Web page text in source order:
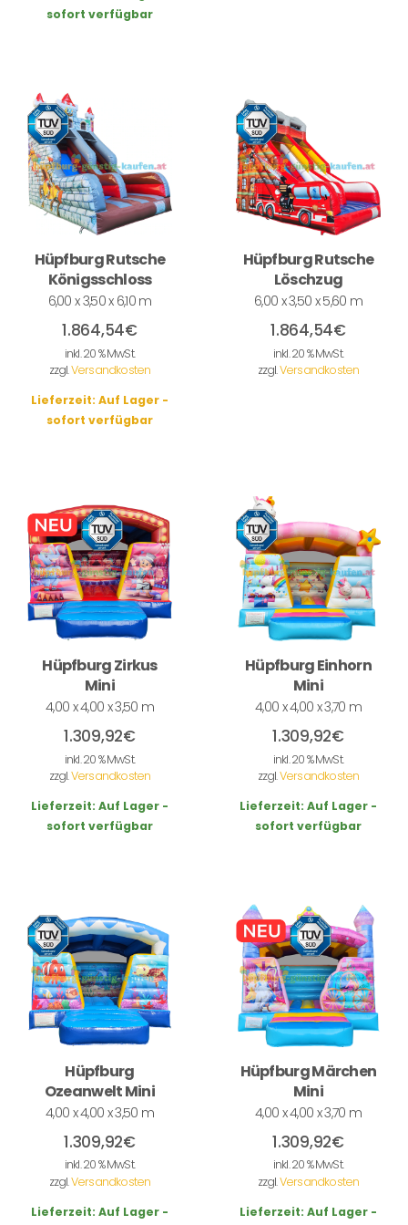
sofort verfügbar
Hüpfburg Rutsche
Königsschloss
6,00 x 3,50 x 6,10 m
1.864,54€
inkl. 20 % MwSt.
zzgl.Versandkosten
Lieferzeit: Auf Lager -
sofort verfügbar
Hüpfburg Rutsche
Löschzug
6,00 x 3,50 x 5,60 m
1.864,54€
inkl. 20 % MwSt.
zzgl.Versandkosten
Hüpfburg Zirkus
Mini
4,00 x 4,00 x 3,50 m
1.309,92€
inkl. 20 % MwSt.
zzgl.Versandkosten
Lieferzeit: Auf Lager -
sofort verfügbar
Hüpfburg Einhorn
Mini
4,00 x 4,00 x 3,70 m
1.309,92€
inkl. 20 % MwSt.
zzgl.Versandkosten
Lieferzeit: Auf Lager -
sofort verfügbar
Hüpfburg
Ozeanwelt Mini
4,00 x 4,00 x 3,50 m
1.309,92€
inkl. 20 % MwSt.
zzgl.Versandkosten
Lieferzeit: Auf Lager -
Hüpfburg Märchen
Mini
4,00 x 4,00 x 3,70 m
1.309,92€
inkl. 20 % MwSt.
zzgl.Versandkosten
Lieferzeit: Auf Lager -